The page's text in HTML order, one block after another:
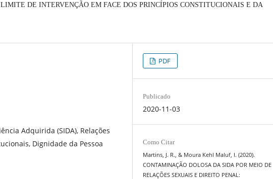
DE INTERVENÇÃO EM FACE DOS PRINCÍPIOS CONSTITUCIONAIS E DA
Adquirida (SIDA), Relações
Dignidade da Pessoa
PDF
Publicado
2020-11-03
Como Citar
Martins, J. R., & Moura Kehl Maluf, I. (2020).
CONTAMINAÇÃO DOLOSA DA SIDA POR MEIO DE
RELAÇÕES SEXUAIS E DIREITO PENAL: